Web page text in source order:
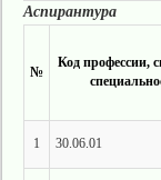
Аспирантура
№
Код профессии,
1 30.06.01